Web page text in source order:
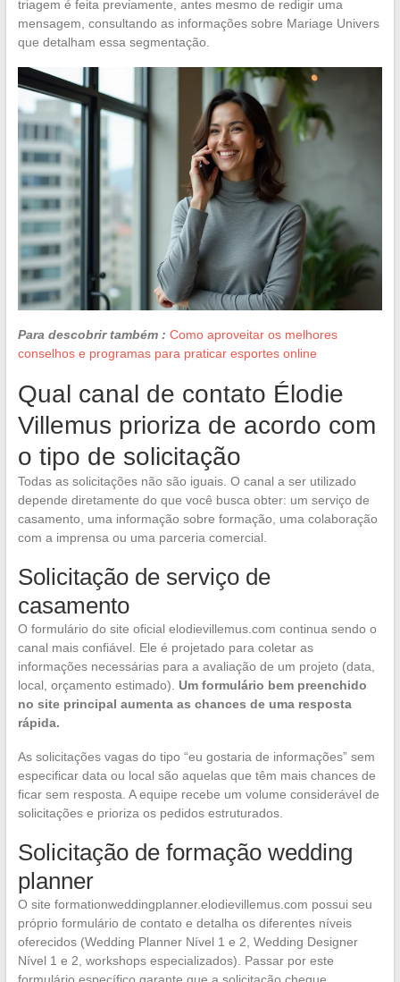
triagem é feita previamente, antes mesmo de redigir uma
mensagem, consultando as informações sobre Mariage Univers
que detalham essa segmentação.
Para descobrir também : Como aproveitar os melhores
conselhos e programas para praticar esportes online
Qual canal de contato Élodie
Villemus prioriza de acordo com
o tipo de solicitação
Todas as solicitações não são iguais. O canal a ser utilizado
depende diretamente do que você busca obter: um serviço de
casamento, uma informação sobre formação, uma colaboração
com a imprensa ou uma parceria comercial.
Solicitação de serviço de
casamento
O formulário do site oficial elodievillemus.com continua sendo o
canal mais confiável. Ele é projetado para coletar as
informações necessárias para a avaliação de um projeto (data,
local, orçamento estimado). Um formulário bem preenchido
no site principal aumenta as chances de uma resposta
rápida.
As solicitações vagas do tipo “eu gostaria de informações” sem
especificar data ou local são aquelas que têm mais chances de
ficar sem resposta. A equipe recebe um volume considerável de
solicitações e prioriza os pedidos estruturados.
Solicitação de formação wedding
planner
O site formationweddingplanner.elodievillemus.com possui seu
próprio formulário de contato e detalha os diferentes níveis
oferecidos (Wedding Planner Nível 1 e 2, Wedding Designer
Nível 1 e 2, workshops especializados). Passar por este